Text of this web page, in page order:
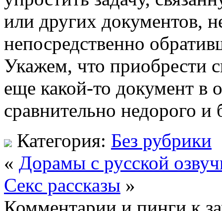
или других документов,
непосредственно
Укажем, что приобрести
еще какой-то документ в
сравнительно недорого и
Категория: Без рубрики
« Дорамы с русской
Секс рассказы »